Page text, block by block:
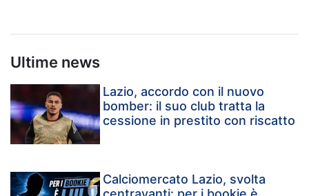
Ultime news
Lazio, accordo con il nuovo
bomber: il suo club tratta la
cessione in prestito con riscatto
Calciomercato Lazio, svolta